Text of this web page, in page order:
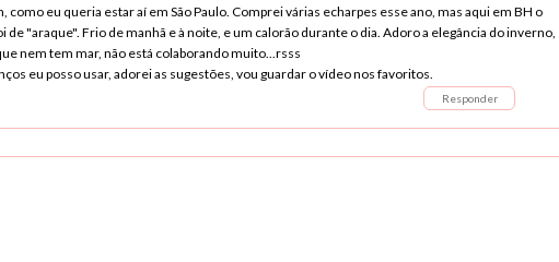
como eu queria estar aí em São Paulo. Comprei várias echarpes esse ano, mas aqui em BH o
de "araque". Frio de manhã e à noite, e um calorão durante o dia. Adoro a elegância do inverno,
nem tem mar, não está colaborando muito...rsss
eu posso usar, adorei as sugestões, vou guardar o vídeo nos favoritos.
Responder